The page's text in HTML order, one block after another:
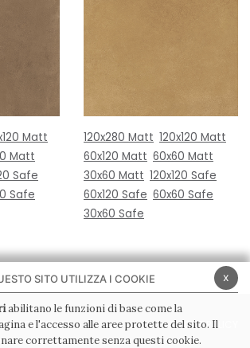
Matt
Matt
Safe
Safe
120x280 Matt 120x120 Matt
60x120 Matt 60x60 Matt
30x60 Matt 120x120 Safe
60x120 Safe 60x60 Safe
30x60 Safe
POLICY COOKIE POLICY
x
SITO UTILIZZA I COOKIE
abilitano le funzioni di base come la
e l'accesso alle aree protette del sito. Il
correttamente senza questi cookie.